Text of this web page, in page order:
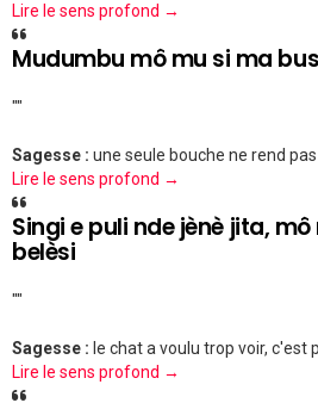
Lire le sens profond →
Mudumbu mô mu si ma
""
Sagesse : une seule bouche ne rend
Lire le sens profond →
Singi e puli nde jènè jita,
belèsi
""
Sagesse : le chat a voulu trop voir, c'est
Lire le sens profond →